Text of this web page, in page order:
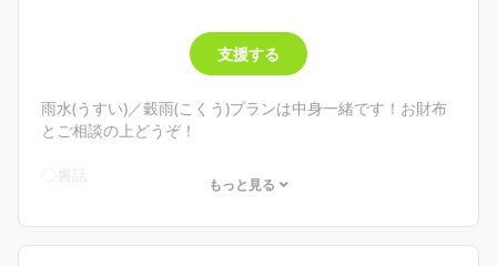
・わし、カミノウカノミコを詳しく知りたい！
とりあえずどんなことしてるのかな、見てみようかな👀っ
て思ってくれたらぜひここへ！
です。お財布と相談して無理なく推してくれ！
支援する
雨水(うすい)／穀雨(こくう)プランは中身一緒です！お財布
とご相談の上どうぞ！
〇裏話
└作っていたものの裏話など
└不定期更新。社員🐱の日常もあるかも！？
もっと見る